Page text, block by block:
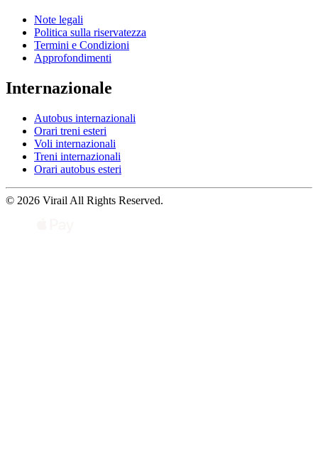
Note legali
Politica sulla riservatezza
Termini e Condizioni
Approfondimenti
Internazionale
Autobus internazionali
Orari treni esteri
Voli internazionali
Treni internazionali
Orari autobus esteri
© 2026 Virail All Rights Reserved.